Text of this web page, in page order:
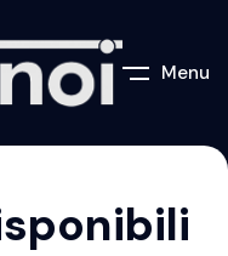
Menu